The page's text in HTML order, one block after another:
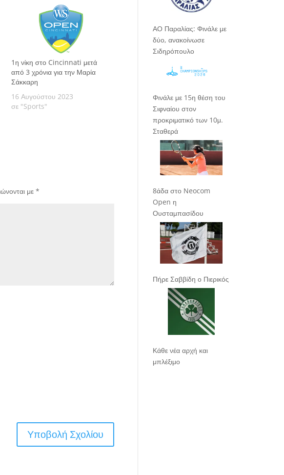
1η νίκη στο Cincinnati μετά
από 3 χρόνια για την Μαρία
Σάκκαρη
16 Αυγούστου 2023
σε "Sports"
με *
ΑΟ Παραλίας: Φινάλε με
δύο, ανακοίνωσε
Σιδηρόπουλο
Φινάλε με 15η θέση του
Σιφναίου στον
προκριματικό των 10μ.
Σταθερά
8άδα στο Neocom
Open η
Ουσταμπασίδου
Πήρε Σαββίδη ο Πιερικός
Κάθε νέα αρχή και
μπλέξιμο